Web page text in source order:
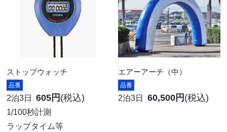
ストップウォッチ
品番
2泊3日 605円 (税込)
1/100秒計測
ラップタイム等
エアーアーチ（中）
品番
2泊3日 60,500円 (税込)